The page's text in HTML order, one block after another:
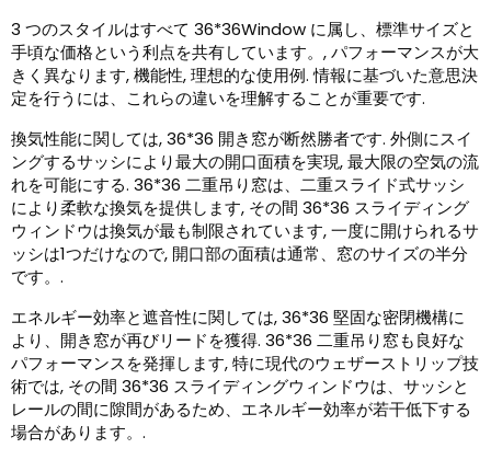
3 つのスタイルはすべて 36*36Window に属し、標準サイズと
手頃な価格という利点を共有しています。, パフォーマンスが大
きく異なります, 機能性, 理想的な使用例. 情報に基づいた意思決
定を行うには、これらの違いを理解することが重要です.
換気性能に関しては, 36*36 開き窓が断然勝者です. 外側にスイ
ングするサッシにより最大の開口面積を実現, 最大限の空気の流
れを可能にする. 36*36 二重吊り窓は、二重スライド式サッシ
により柔軟な換気を提供します, その間 36*36 スライディング
ウィンドウは換気が最も制限されています, 一度に開けられるサ
ッシは1つだけなので, 開口部の面積は通常、窓のサイズの半分
です。.
エネルギー効率と遮音性に関しては, 36*36 堅固な密閉機構に
より、開き窓が再びリードを獲得. 36*36 二重吊り窓も良好な
パフォーマンスを発揮します, 特に現代のウェザーストリップ技
術では, その間 36*36 スライディングウィンドウは、サッシと
レールの間に隙間があるため、エネルギー効率が若干低下する
場合があります。.